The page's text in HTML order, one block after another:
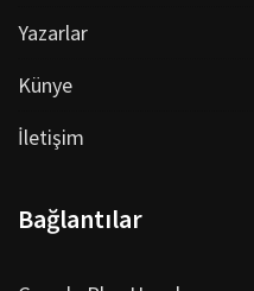
Yazarlar
Künye
İletişim
Bağlantılar